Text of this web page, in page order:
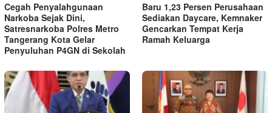
Cegah Penyalahgunaan
Narkoba Sejak Dini,
Satresnarkoba Polres Metro
Tangerang Kota Gelar
Penyuluhan P4GN di Sekolah
Baru 1,23 Persen Perusahaan
Sediakan Daycare, Kemnaker
Gencarkan Tempat Kerja
Ramah Keluarga